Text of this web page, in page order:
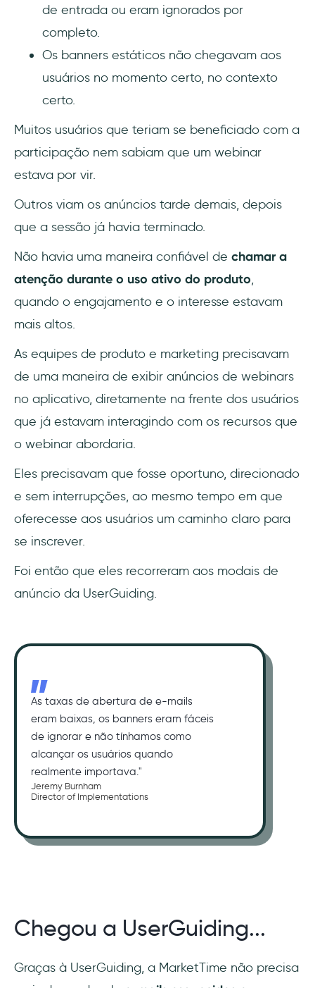
de entrada ou eram ignorados por
completo.
Os banners estáticos não chegavam aos
usuários no momento certo, no contexto
certo.
Muitos usuários que teriam se beneficiado com a
participação nem sabiam que um webinar
estava por vir.
Outros viam os anúncios tarde demais, depois
que a sessão já havia terminado.
Não havia uma maneira confiável de chamar a
atenção durante o uso ativo do produto,
quando o engajamento e o interesse estavam
mais altos.
As equipes de produto e marketing precisavam
de uma maneira de exibir anúncios de webinars
no aplicativo, diretamente na frente dos usuários
que já estavam interagindo com os recursos que
o webinar abordaria.
Eles precisavam que fosse oportuno, direcionado
e sem interrupções, ao mesmo tempo em que
oferecesse aos usuários um caminho claro para
se inscrever.
Foi então que eles recorreram aos modais de
anúncio da UserGuiding.
As taxas de abertura de e-mails
eram baixas, os banners eram fáceis
de ignorar e não tínhamos como
alcançar os usuários quando
realmente importava."
Jeremy Burnham
Director of Implementations
Chegou a UserGuiding...
Graças à UserGuiding, a MarketTime não precisa